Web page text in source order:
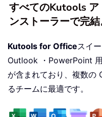
すべてのKutools ア
ンストーラーで完結
Kutools for Officeスイ
Outlook ・PowerPoint
が含まれており、複数の
るチームに最適です。